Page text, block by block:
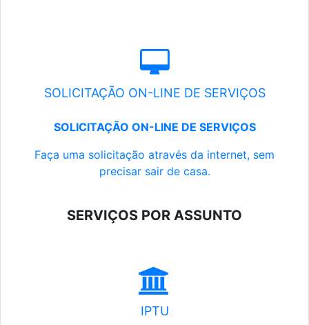
SOLICITAÇÃO ON-LINE DE SERVIÇOS
SOLICITAÇÃO ON-LINE DE SERVIÇOS
Faça uma solicitação através da internet, sem
precisar sair de casa.
SERVIÇOS POR ASSUNTO
IPTU